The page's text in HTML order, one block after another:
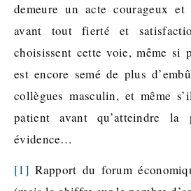
demeure un acte courageux
avant tout fierté et
choisissent cette voie, même si
est encore semé de plus
collègues masculin, et même
patient avant qu’atteindre
évidence…
[1] Rapport du forum